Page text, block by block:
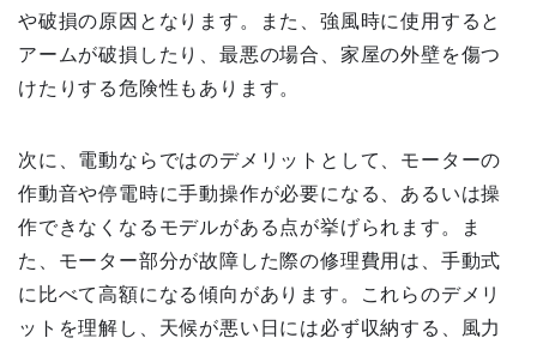
や破損の原因となります。また、強風時に使用すると
アームが破損したり、最悪の場合、家屋の外壁を傷つ
けたりする危険性もあります。
次に、電動ならではのデメリットとして、モーターの
作動音や停電時に手動操作が必要になる、あるいは操
作できなくなるモデルがある点が挙げられます。ま
た、モーター部分が故障した際の修理費用は、手動式
に比べて高額になる傾向があります。これらのデメリ
ットを理解し、天候が悪い日には必ず収納する、風力